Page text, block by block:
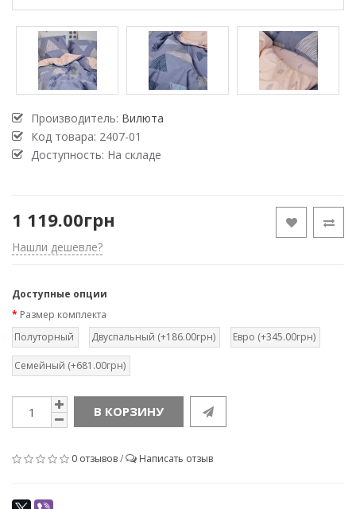
Производитель: Вилюта
Код товара: 2407-01
Доступность: На складе
1 119.00грн
Нашли дешевле?
Доступные опции
Размер комплекта
Полуторный
Двуспальный (+186.00грн) Евро (+345.00грн)
Семейный (+681.00грн)
В КОРЗИНУ
0 отзывов/ Написать отзыв